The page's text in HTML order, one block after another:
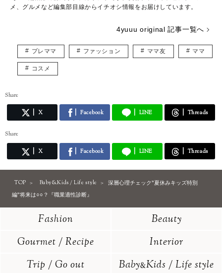
メ、グルメなど編集部目線からイチオシ情報をお届けしています。
4yuuu original 記事一覧へ
プレママ ファッション ママ友 ママ
コスメ
Share
X Facebook LINE Threads
Share
X Facebook LINE Threads
TOP Baby&Kids / Life style
深層心理チェック"夏休みキッズ特別
編"将来は○○？『職業適性診断』
Fashion
Beauty
Gourmet / Recipe
Interior
Trip / Go out
Baby&Kids / Life style